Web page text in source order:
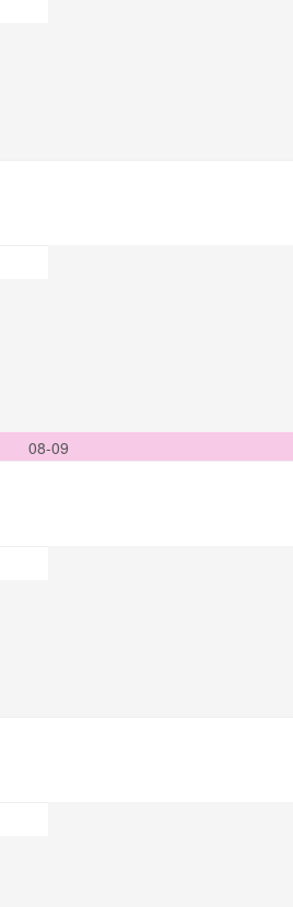
08-09